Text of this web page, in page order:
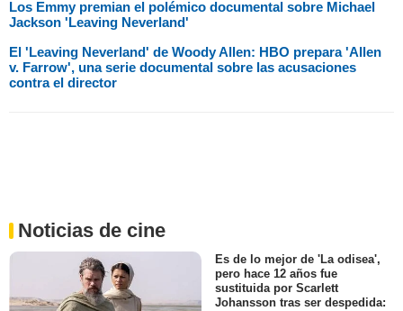
Los Emmy premian el polémico documental sobre Michael
Jackson 'Leaving Neverland'
El 'Leaving Neverland' de Woody Allen: HBO prepara 'Allen
v. Farrow', una serie documental sobre las acusaciones
contra el director
Noticias de cine
Es de lo mejor de 'La odisea',
pero hace 12 años fue
sustituida por Scarlett
Johansson tras ser despedida: